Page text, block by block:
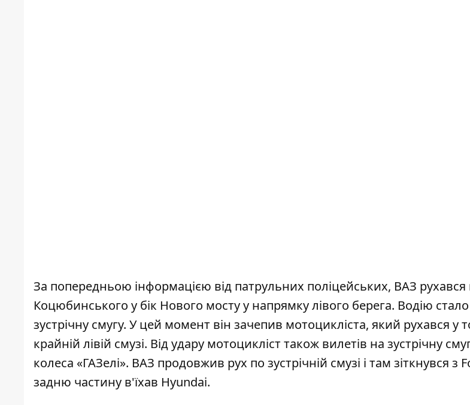
За попередньою інформацією від патрульних поліцейських, ВАЗ
Коцюбинського у бік Нового мосту у напрямку лівого берега. Водію стало
зустрічну смугу. У цей момент він зачепив мотоцикліста, який рухався у
крайній лівій смузі. Від удару мотоцикліст також вилетів на зустрічну
колеса «ГАЗелі». ВАЗ продовжив рух по зустрічній смузі і там зіткнувся з
задню частину в'їхав Hyundai.